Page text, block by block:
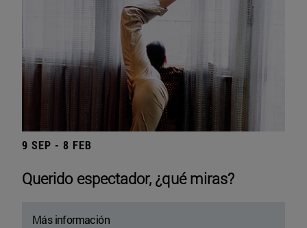
9 SEP - 8 FEB
Querido espectador, ¿qué miras?
Más información